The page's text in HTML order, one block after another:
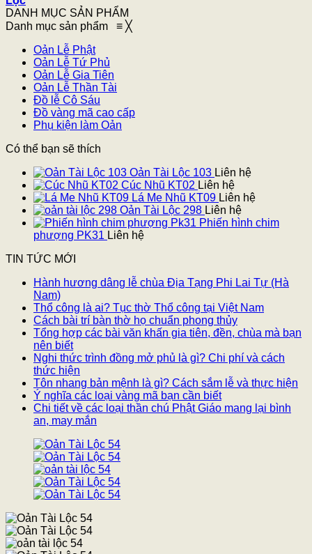
DANH MỤC SẢN PHẨM
Danh mục sản phẩm ≡ ╳
Oản Lễ Phật
Oản Lễ Tứ Phủ
Oản Lễ Gia Tiên
Oản Lễ Thần Tài
Đồ lễ Cô Sáu
Đồ vàng mã cao cấp
Phụ kiện làm Oản
Có thể bạn sẽ thích
Oản Tài Lộc 103 Liên hệ
Cúc Nhũ KT02 Liên hệ
Lá Me Nhũ KT09 Liên hệ
Oản Tài Lộc 298 Liên hệ
Phiến hình chim
phượng PK31 Liên hệ
TIN TỨC MỚI
Hành hương dâng lễ chùa Địa Tạng Phi Lai Tự (Hà
Nam)
Thổ công là ai? Tục thờ Thổ công tại Việt Nam
Cách bài trí bàn thờ họ chuẩn phong thủy
Tổng hợp các bài văn khấn gia tiên, đền, chùa mà bạn
nên biết
Nghi thức trình đồng mở phủ là gì? Chi phí và cách
thức hiện
Tôn nhang bản mệnh là gì? Cách sắm lễ và thực hiện
Ý nghĩa các loại vàng mã bạn cần biết
Chi tiết về các loại thần chú Phật Giáo mang lại bình
an, may mắn